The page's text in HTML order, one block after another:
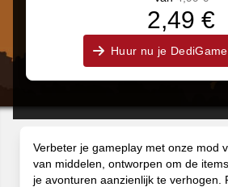
2,49 €
Huur nu je
Verbeter je gameplay met onze mod
van middelen, ontworpen om de
je avonturen aanzienlijk te verhogen.